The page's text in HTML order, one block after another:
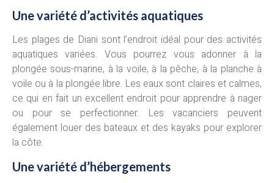
Une variété d’activités aquatiques
Les plages de Diani sont l’endroit idéal pour des activités
aquatiques variées. Vous pourrez vous adonner à la
plongée sous-marine, à la voile, à la pêche, à la planche à
voile ou à la plongée libre. Les eaux sont claires et calmes,
ce qui en fait un excellent endroit pour apprendre à nager
ou pour se perfectionner. Les vacanciers peuvent
également louer des bateaux et des kayaks pour explorer
la côte.
Une variété d’hébergements